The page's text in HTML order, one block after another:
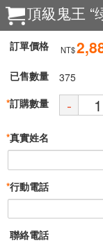
頂級鬼王 “
訂單價格 NT$
已售數量
375
訂購數量
* -
真實姓名
*
行動電話
*
聯絡電話